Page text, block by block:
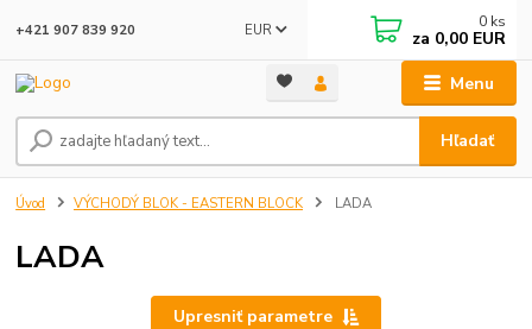
Menu
EUR
Hľadať
+421 907 839 920 0 ks
za 0,00 EUR
Úvod VÝCHODÝ BLOK - EASTERN BLOCK LADA
LADA
Upresniť parametre